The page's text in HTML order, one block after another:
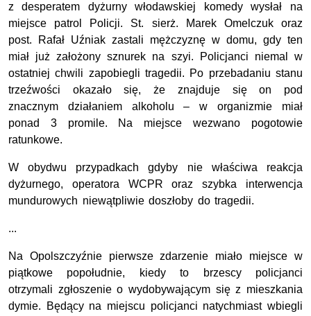
z desperatem dyżurny włodawskiej komedy wysłał na
miejsce patrol Policji. St. sierż. Marek Omelczuk oraz
post. Rafał Uźniak zastali mężczyznę w domu, gdy ten
miał już założony sznurek na szyi. Policjanci niemal w
ostatniej chwili zapobiegli tragedii. Po przebadaniu stanu
trzeźwości okazało się, że znajduje się on pod
znacznym działaniem alkoholu – w organizmie miał
ponad 3 promile. Na miejsce wezwano pogotowie
ratunkowe.
W obydwu przypadkach gdyby nie właściwa reakcja
dyżurnego, operatora WCPR oraz szybka interwencja
mundurowych niewątpliwie doszłoby do tragedii.
...
Na Opolszczyźnie pierwsze zdarzenie miało miejsce w
piątkowe popołudnie, kiedy to brzescy policjanci
otrzymali zgłoszenie o wydobywającym się z mieszkania
dymie. Będący na miejscu policjanci natychmiast wbiegli